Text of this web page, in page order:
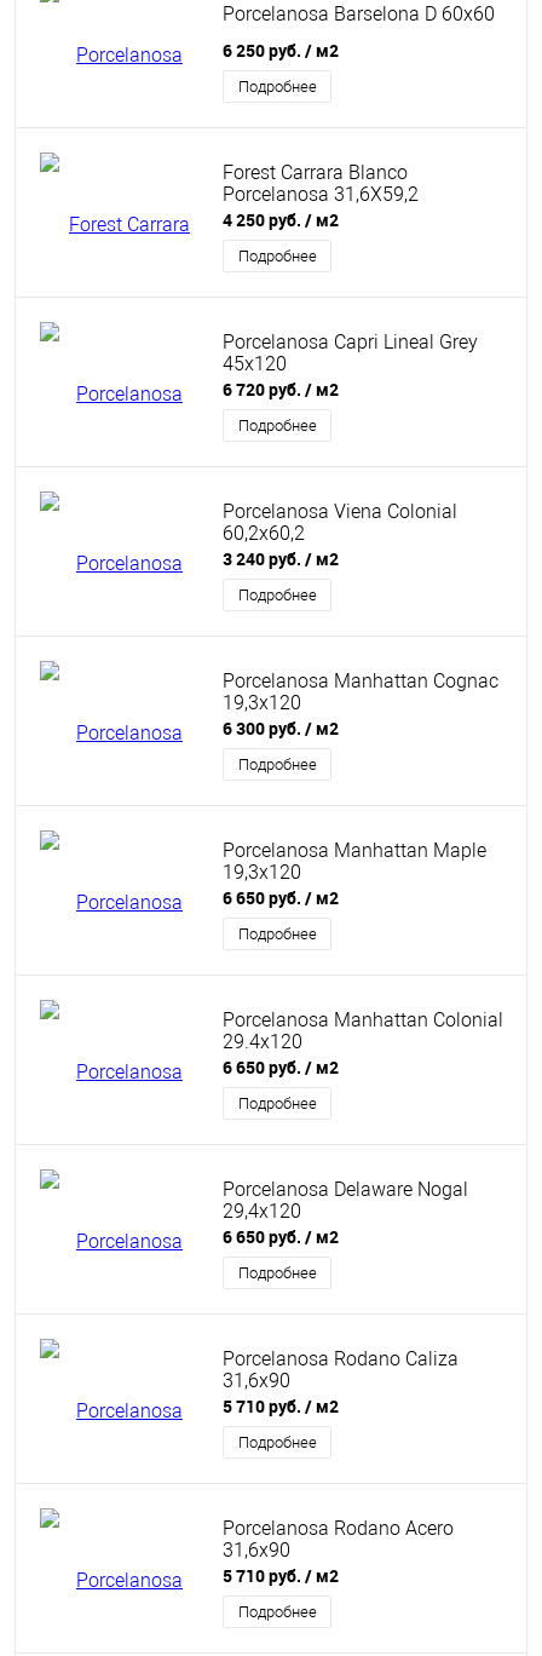
Porcelanosa Barselona D 60x60
6 250 руб. / м2
Подробнее
Forest Carrara Blanco
Porcelanosa 31,6X59,2
4 250 руб. / м2
Подробнее
Porcelanosa Capri Lineal Grey
45x120
6 720 руб. / м2
Подробнее
Porcelanosa Viena Colonial
60,2х60,2
3 240 руб. / м2
Подробнее
Porcelanosa Manhattan Cognac
19,3x120
6 300 руб. / м2
Подробнее
Porcelanosa Manhattan Maple
19,3x120
6 650 руб. / м2
Подробнее
Porcelanosa Manhattan Colonial
29.4x120
6 650 руб. / м2
Подробнее
Porcelanosa Delaware Nogal
29,4x120
6 650 руб. / м2
Подробнее
Porcelanosa Rodano Caliza
31,6x90
5 710 руб. / м2
Подробнее
Porcelanosa Rodano Acero
31,6x90
5 710 руб. / м2
Подробнее